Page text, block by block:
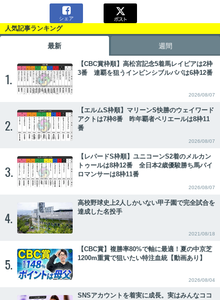

シェア
人気記事ランキング
最新 週間
1.
【CBC賞枠順】高松宮記念5着馬レイピアは2枠
3番 連覇を狙うインビンシブルパパは6枠12番
2026/08/07
2.
【エルムS枠順】マリーンS快勝のウェイワード
アクトは7枠8番 昨年覇者ペリエールは8枠11
番
2026/08/07
3.
【レパードS枠順】ユニコーンS2着のメルカン
トゥールは8枠12番 全日本2歳優駿勝ち馬パイ
ロマンサーは8枠11番
2026/08/07
4.
高校野球史上2人しかいない甲子園で完全試合を
達成した名投手
2021/08/18
5.
【CBC賞】複勝率80%で軸に最適！夏の中京芝
1200m重賞で狙いたい特注血統【動画あり】
2026/08/04
SNSアカウントを着実に成長。実はみんなココ